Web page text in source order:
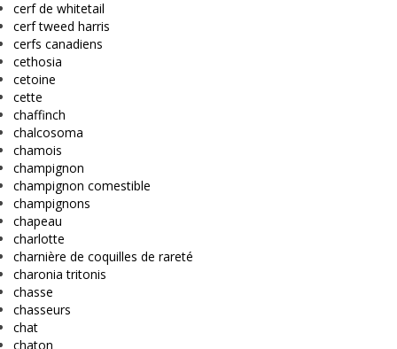
cerf de whitetail
cerf tweed harris
cerfs canadiens
cethosia
cetoine
cette
chaffinch
chalcosoma
chamois
champignon
champignon comestible
champignons
chapeau
charlotte
charnière de coquilles de rareté
charonia tritonis
chasse
chasseurs
chat
chaton